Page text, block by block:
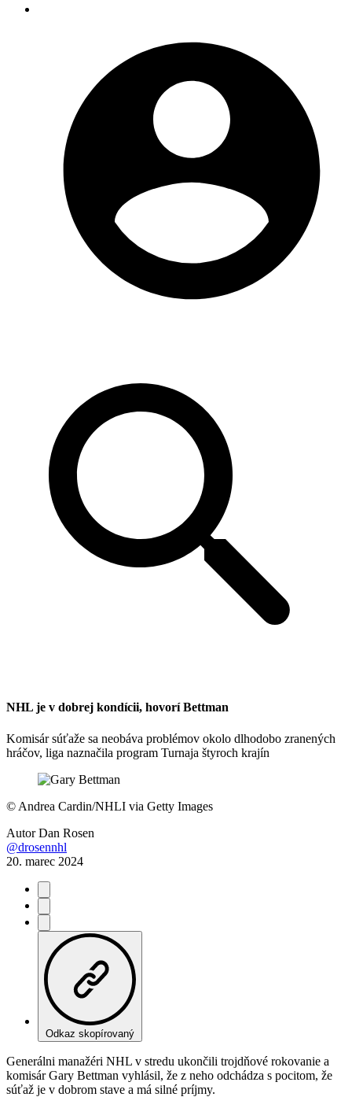
NHL je v dobrej kondícii, hovorí Bettman
Komisár súťaže sa neobáva problémov okolo dlhodobo zranených
hráčov, liga naznačila program Turnaja štyroch krajín
© Andrea Cardin/NHLI via Getty Images
Autor Dan Rosen
@drosennhl
20. marec 2024
Odkaz skopírovaný
Generálni manažéri NHL v stredu ukončili trojdňové rokovanie a
komisár Gary Bettman vyhlásil, že z neho odchádza s pocitom, že
súťaž je v dobrom stave a má silné príjmy.